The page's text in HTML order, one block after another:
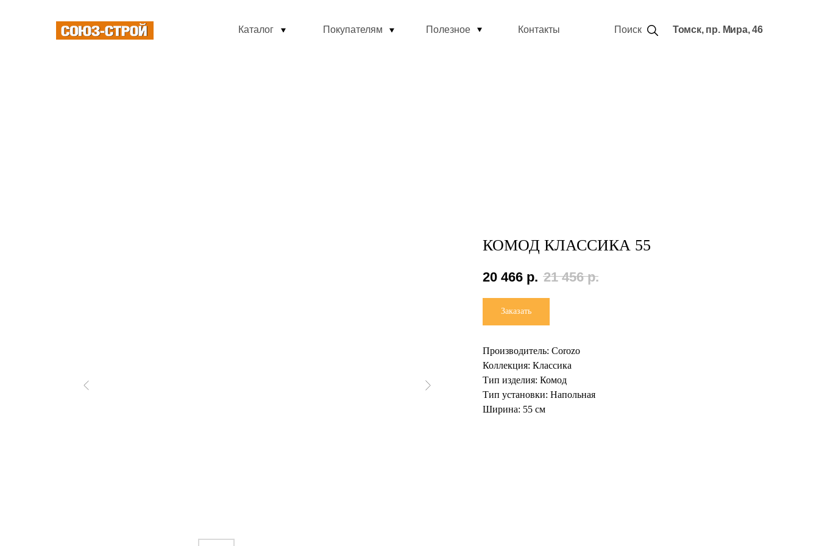
Томск, пр. Мира, 46
Поиск
Контакты
Полезное
Покупателям
Каталог
КОМОД КЛАССИКА 55
20 466 р. 21 456 р.
Заказать
Производитель: Corozo
Коллекция: Классика
Тип изделия: Комод
Тип установки: Напольная
Ширина: 55 см